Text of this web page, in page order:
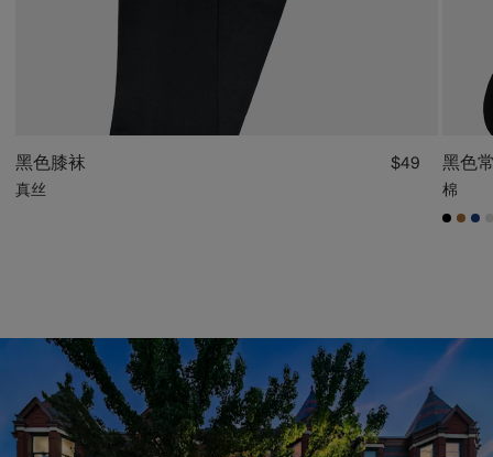
黑色膝袜
真丝
$49 黑色
棉